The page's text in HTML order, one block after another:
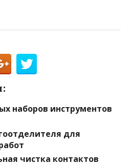
наборов инструментов
для
чистка контактов